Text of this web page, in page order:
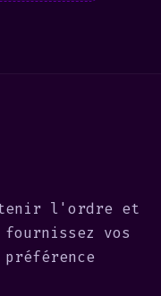
l'ordre et
vos